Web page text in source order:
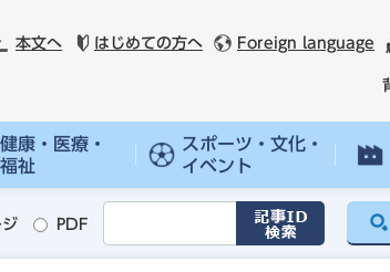
本文へ はじめての方へ Foreign language
健康・医療・
福祉
スポーツ・文化・
イベント
PDF